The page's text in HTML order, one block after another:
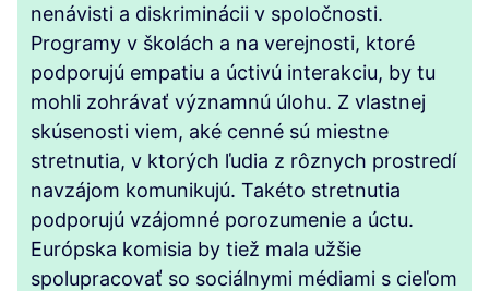
nenávisti a diskriminácii v spoločnosti.
Programy v školách a na verejnosti, ktoré
podporujú empatiu a úctivú interakciu, by tu
mohli zohrávať významnú úlohu. Z vlastnej
skúsenosti viem, aké cenné sú miestne
stretnutia, v ktorých ľudia z rôznych prostredí
navzájom komunikujú. Takéto stretnutia
podporujú vzájomné porozumenie a úctu.
Európska komisia by tiež mala užšie
spolupracovať so sociálnymi médiami s cieľom